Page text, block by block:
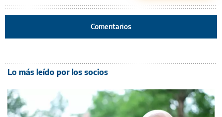
Comentarios
Lo más leído por los socios